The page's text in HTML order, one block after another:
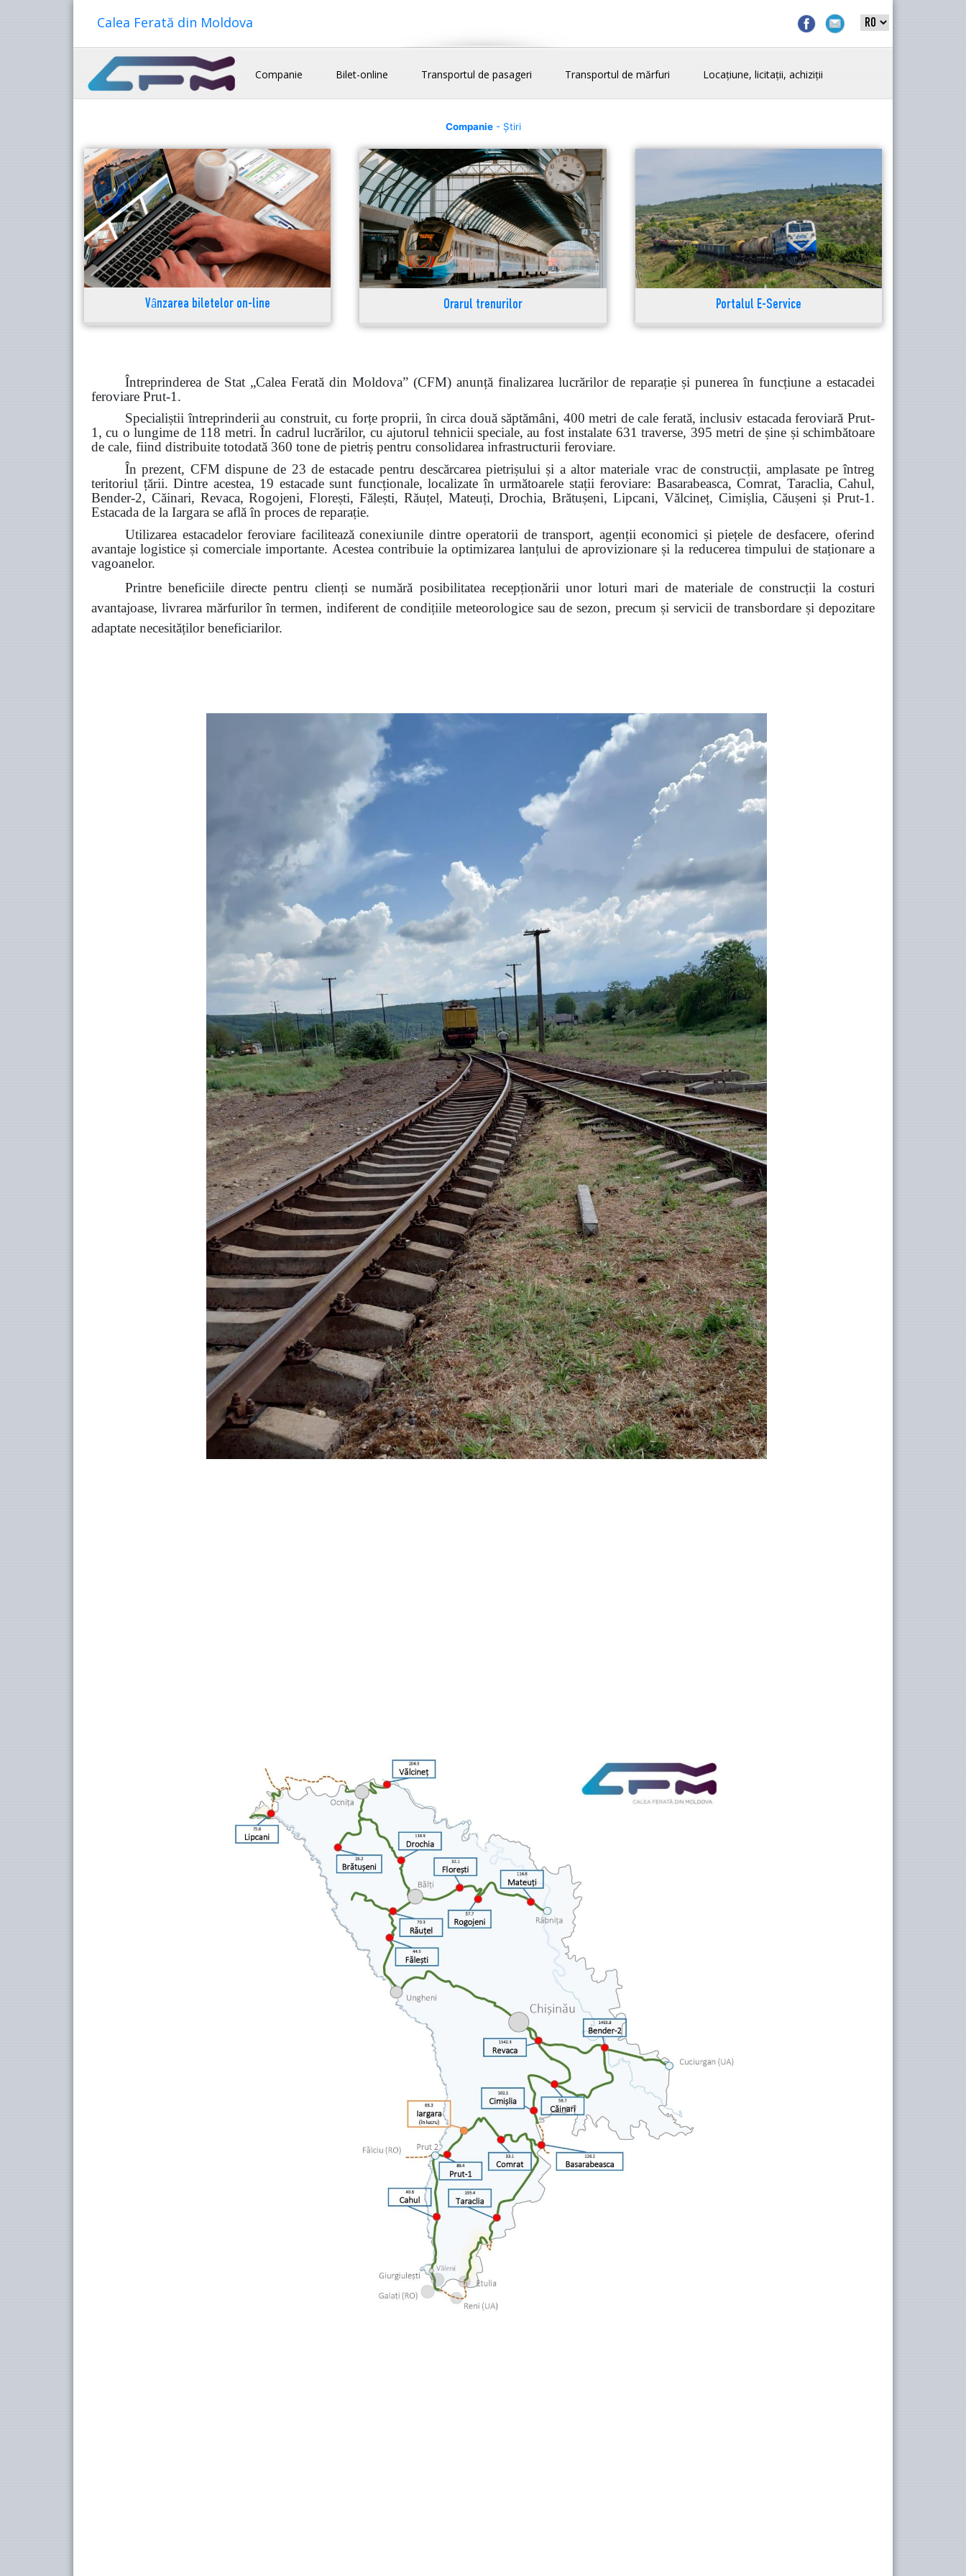
Calea Ferată din Moldova
Companie Bilet-online Transportul de pasageri Transportul de mărfuri Locațiune, licitații, achiziții
Companie- Știri
Vânzarea biletelor on-line Orarul trenurilor Portalul E-Service
Întreprinderea de Stat „Calea Ferată din Moldova” (CFM) anunță finalizarea lucrărilor de reparație șipunerea în funcțiune aestacadei
feroviare Prut-1.
Specialiștii întreprinderii au construit, cu forțe proprii, în circa două săptămâni, 400 metri de cale ferată, inclusiv estacada feroviară Prut-
1, cu o lungime de 118 metri. În cadrul lucrărilor, cu ajutorul tehnicii speciale,au fost instalate 631 traverse, 395 metri de șine și schimbătoare
de cale, fiind distribuite totodată 360 tone de pietriș pentru consolidarea infrastructurii feroviare.
În prezent, CFM dispune de 23 de estacade pentru descărcarea pietrișului și a altor materiale vrac de construcții, amplasate pe întreg
teritoriul țării. Dintre acestea, 19 estacade sunt funcționale, localizate în următoarele stații feroviare: Basarabeasca, Comrat, Taraclia, Cahul,
Bender-2, Căinari, Revaca, Rogojeni, Florești, Fălești, Răuțel, Mateuți, Drochia, Brătușeni, Lipcani, Vălcineț, Cimișlia, Căușeni și Prut-1.
Estacada de la Iargara se află în proces de reparație.
Utilizarea estacadelor feroviare facilitează conexiunile dintre operatorii de transport, agenții economici și piețele de desfacere, oferind
avantaje logistice și comerciale importante. Acestea contribuie la optimizarea lanțului de aprovizionare și la reducerea timpului de staționare a
vagoanelor.
Printre beneficiile directe pentru clienți se numără posibilitatea recepționării unor loturi mari de materiale de construcții la costuri
avantajoase, livrarea mărfurilor în termen, indiferent de condițiile meteorologice sau de sezon, precum și servicii de transbordare și depozitare
adaptate necesităților beneficiarilor.